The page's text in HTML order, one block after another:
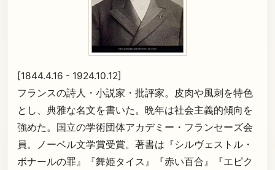
[1844.4.16 - 1924.10.12]
フランスの詩人・小説家・批評家。皮肉や風刺を特色
とし、典雅な名文を書いた。晩年は社会主義的傾向を
強めた。国立の学術団体アカデミー・フランセーズ会
員。ノーベル文学賞受賞。著書は『シルヴェストル・
ボナールの罪』『舞姫タイス』『赤い百合』『エピク